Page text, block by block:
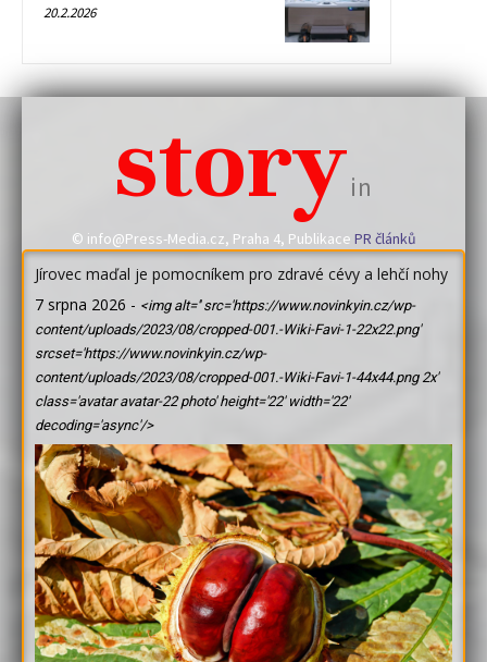
20.2.2026
storyin
© info@Press-Media.cz, Praha 4, Publikace PR článků
Jírovec maďal je pomocníkem pro zdravé cévy a lehčí nohy
7 srpna 2026 - <img alt='' src='https://www.novinkyin.cz/wp-
content/uploads/2023/08/cropped-001.-Wiki-Favi-1-22x22.png'
srcset='https://www.novinkyin.cz/wp-
content/uploads/2023/08/cropped-001.-Wiki-Favi-1-44x44.png 2x'
class='avatar avatar-22 photo' height='22' width='22'
decoding='async'/>